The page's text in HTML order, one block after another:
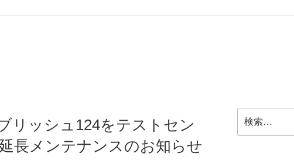
リッシュ124をテストセン
長メンテナンスのお知らせ
索: